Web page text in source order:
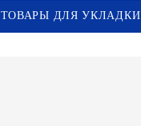
ТОВАРЫ ДЛЯ УКЛАДКИ